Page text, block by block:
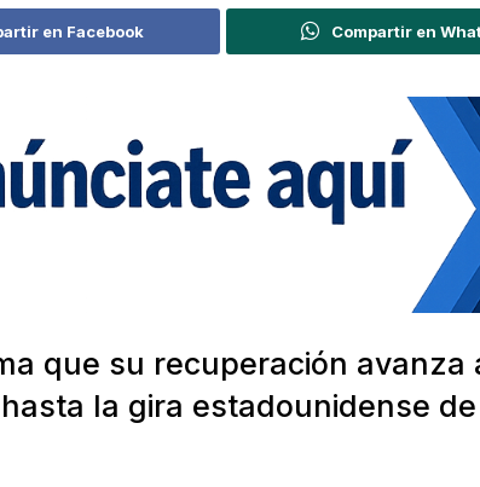
en Facebook Compartir en
que su recuperación
la gira estadounidense